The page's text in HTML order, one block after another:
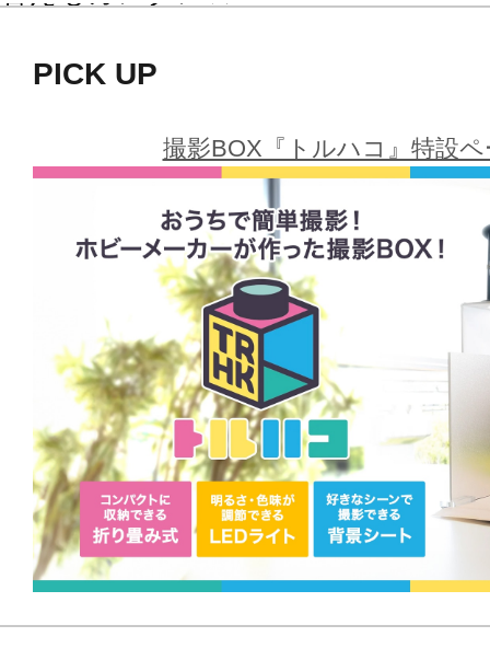
撮れる便利なアイテムです。
【背景制作】
WORLD：終天-ショウケイクイキ-
ART：終焉の後に~After the End~/撮
※画像は試作品です。実際の商品と
ます。
PICK UP
撮影BOX『トルハコ』特設